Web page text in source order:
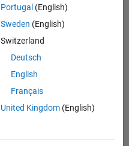
Portugal (English)
Sweden (English)
Switzerland
Deutsch
English
Français
United Kingdom(English)